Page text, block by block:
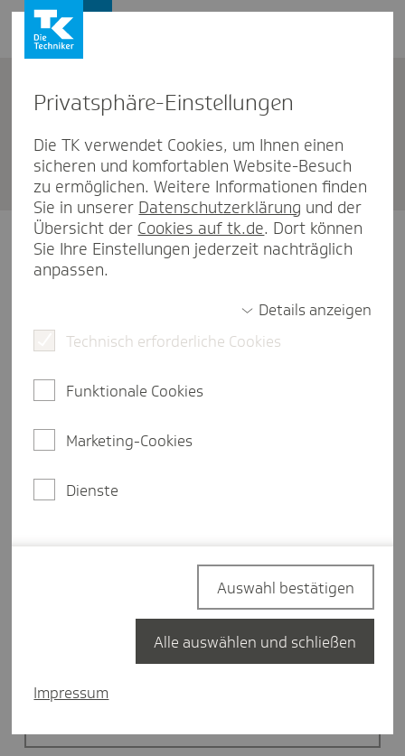
TK Berlin-City
Unternehmen
Wichtiger Hinweis!
Unsere Kundenberatung Berlin-City ist von
10.08.2026 ganztägig geschlossen.
Montag
Mittwoch 10:00-16:00 Uhr
10:00-18:00 Uhr
10:00-14:00 Uhr
Privat­sphäre-Einstel­lungen
Die TK verwendet Cookies, um Ihnen einen
sicheren und komfortablen Website-Besuch
zu ermöglichen. Weitere Informationen finden
Sie in unserer Datenschutzerklärung und der
Übersicht der Cookies auf tk.de. Dort können
Sie Ihre Einstellungen jederzeit nachträglich
anpassen.
Details anzeigen
Technisch erforderliche Cookies
Funktionale Cookies
Marketing-Cookies
Dienste
Impressum
Auswahl bestätigen
Alle auswählen und schließen